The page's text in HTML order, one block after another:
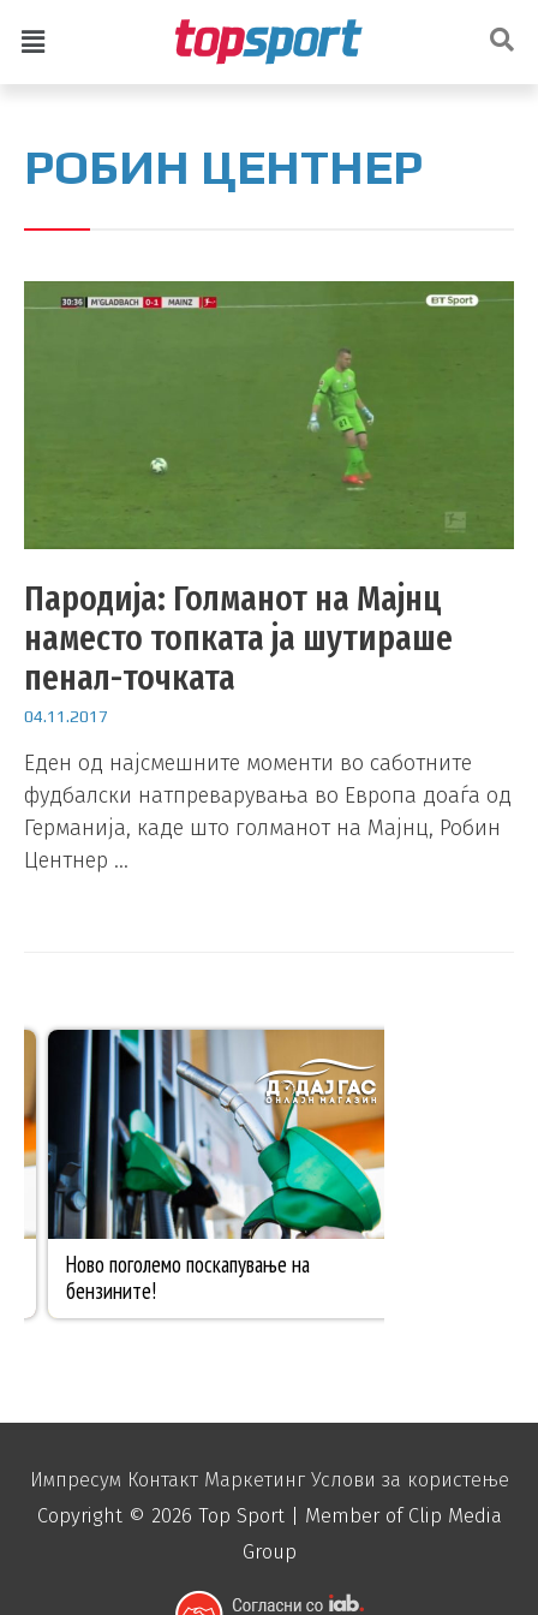
РОБИН ЦЕНТНЕР
Пародија: Голманот на Мајнц
наместо топката ја шутираше
пенал-точката
04.11.2017
Еден од најсмешните моменти во саботните
фудбалски натпреварувања во Европа доаѓа од
Германија, каде што голманот на Мајнц, Робин
Центнер …
Импресум Контакт Маркетинг Услови за користење
Copyright © 2026 Top Sport| Member of Clip Media
Group